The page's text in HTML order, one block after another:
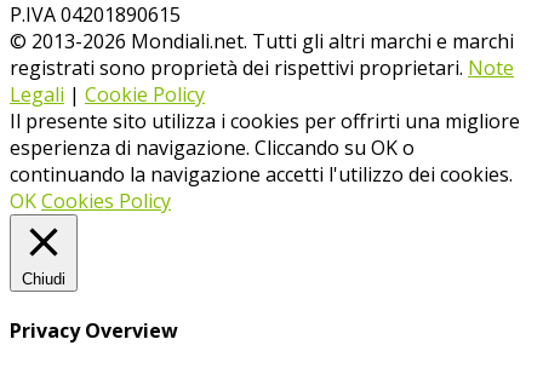
P.IVA 04201890615
© 2013-2026 Mondiali.net. Tutti gli altri marchi e marchi
registrati sono proprietà dei rispettivi proprietari. Note
Legali | Cookie Policy
Il presente sito utilizza i cookies per offrirti una migliore
esperienza di navigazione. Cliccando su OK o
continuando la navigazione accetti l'utilizzo dei cookies.
OKCookies Policy
Chiudi
Privacy Overview